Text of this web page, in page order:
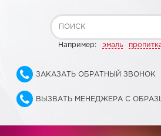
Например: эмаль
ЗАКАЗАТЬ ОБРАТНЫЙ ЗВОНОК
ВЫЗВАТЬ МЕНЕДЖЕРА С